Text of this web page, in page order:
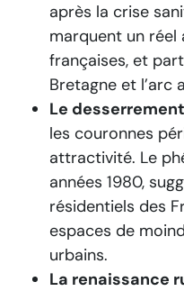
après la crise
marquent un
françaises, et
Bretagne et l’arc
Le
les couronnes
attractivité. Le
années 1980,
résidentiels des
espaces de
urbains.
La renaissance